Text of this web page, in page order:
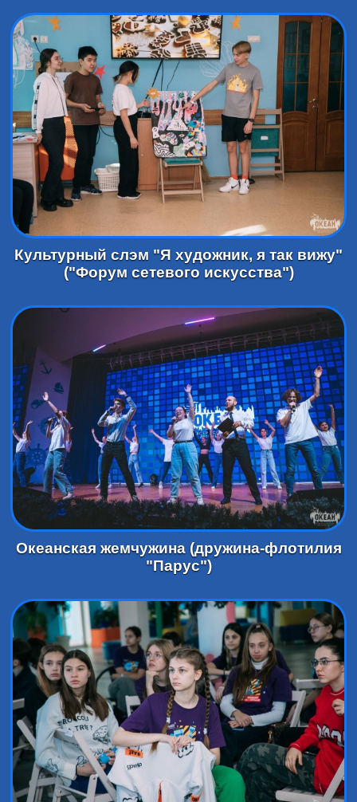
Культурный слэм "Я художник, я так вижу"
("Форум сетевого искусства")
Океанская жемчужина (дружина-флотилия
"Парус")